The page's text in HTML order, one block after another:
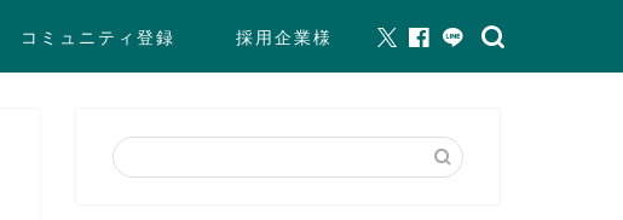
コミュニティ登録 採用企業様